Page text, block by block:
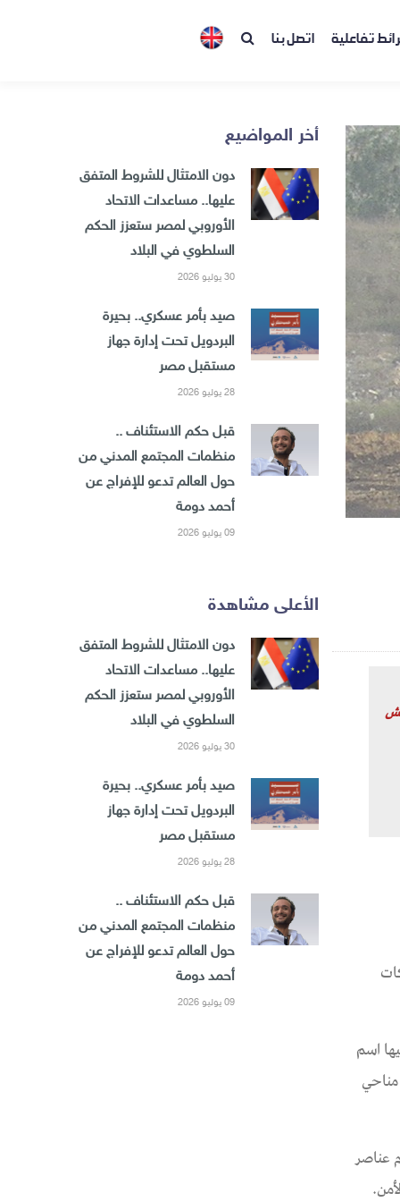
تفاعلية اتصل بنا
اسم
مناحي
16 من عمره، حيث أقدم عناصر
أخر المواضيع
دون الامتثال للشروط المتفق
عليها.. مساعدات الاتحاد
الأوروبي لمصر ستعزز الحكم
السلطوي في البلاد
30 يوليو 2026
صيد بأمر عسكري.. بحيرة
البردويل تحت إدارة جهاز
مستقبل مصر
28 يوليو 2026
قبل حكم الاستئناف ..
منظمات المجتمع المدني من
حول العالم تدعو للإفراج عن
أحمد دومة
09 يوليو 2026
الأعلى مشاهدة
دون الامتثال للشروط المتفق
عليها.. مساعدات الاتحاد
الأوروبي لمصر ستعزز الحكم
السلطوي في البلاد
30 يوليو 2026
صيد بأمر عسكري.. بحيرة
البردويل تحت إدارة جهاز
مستقبل مصر
28 يوليو 2026
قبل حكم الاستئناف ..
منظمات المجتمع المدني من
حول العالم تدعو للإفراج عن
أحمد دومة
09 يوليو 2026